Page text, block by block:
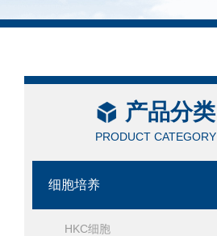
产品分类
PRODUCT CATEGORY
细胞培养
HKC细胞